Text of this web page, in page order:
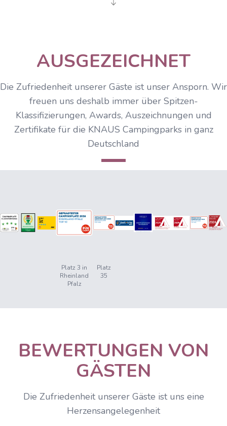
AUSGEZEICHNET
Die Zufriedenheit unserer Gäste ist unser Ansporn. Wir
freuen uns deshalb immer über Spitzen-
Klassifizierungen, Awards, Auszeichnungen und
Zertifikate für die KNAUS Campingparks in ganz
Deutschland
Platz 3 in
Rheinland
Pfalz
Platz
35
BEWERTUNGEN VON
GÄSTEN
Die Zufriedenheit unserer Gäste ist uns eine
Herzensangelegenheit